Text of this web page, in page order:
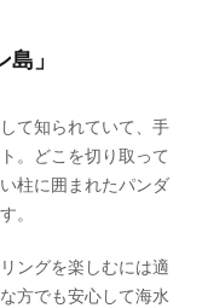
」
て知られていて、手
。どこを切り取って
柱に囲まれたパンダ
。
ングを楽しむには適
方でも安心して海水